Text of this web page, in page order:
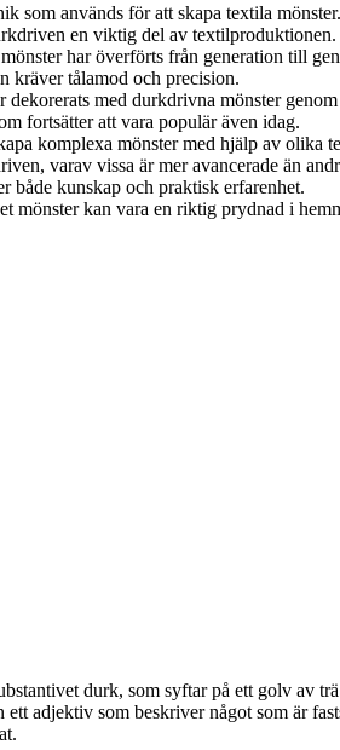
som används för att skapa textila mönster.
en viktig del av textilproduktionen.
har överförts från generation till
kräver tålamod och precision.
dekorerats med durkdrivna mönster
fortsätter att vara populär även idag.
komplexa mönster med hjälp av olika
varav vissa är mer avancerade än
både kunskap och praktisk erfarenhet.
mönster kan vara en riktig prydnad i
durk, som syftar på ett golv av
adjektiv som beskriver något som är